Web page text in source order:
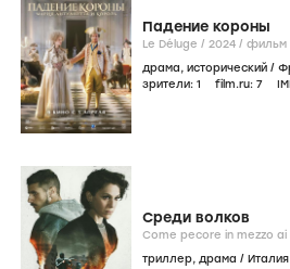
Падение короны
Le Déluge / 2024 / фильм
драма, исторический /
зрители: 1 film.ru: 7
Среди волков
триллер, драма / Италия